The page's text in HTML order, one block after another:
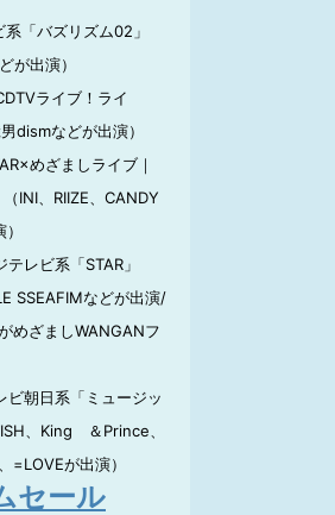
「バズリズム02」
が出演）
ライブ！ライ
dismなどが出演）
めざましライブ｜
INI、RIIZE、CANDY
レビ系「STAR」
SSEAFIMなどが出演/
めざましWANGANフ
朝日系「ミュージッ
、King ＆Prince、
=LOVEが出演）
セール